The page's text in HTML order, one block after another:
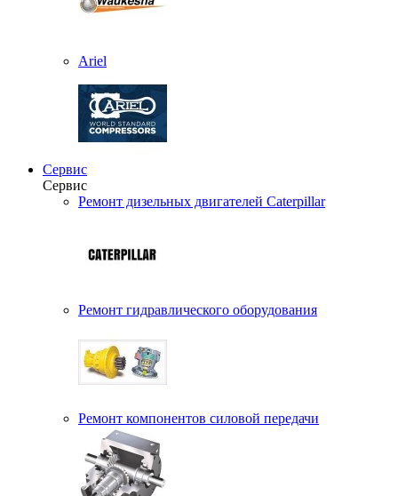
Ariel
Сервис
Сервис
Ремонт дизельных двигателей Caterpillar
Ремонт гидравлического оборудования
Ремонт компонентов силовой передачи